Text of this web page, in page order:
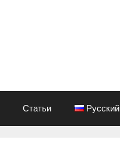
Статьи Русский